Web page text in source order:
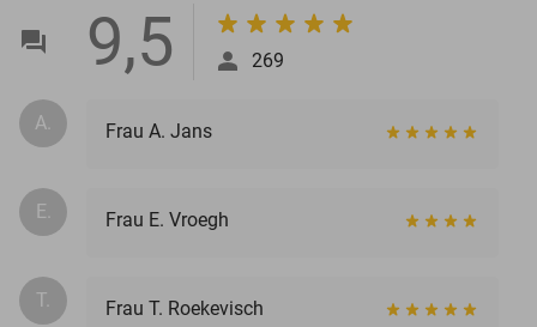
9,5 269
A. Frau A. Jans
E. Frau E. Vroegh
T.
Frau T. Roekevisch